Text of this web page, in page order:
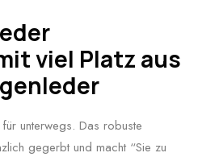
viel Platz aus
unterwegs. Das robuste
gegerbt und macht “Sie zu